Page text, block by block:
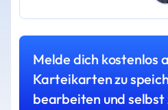
Melde dich kostenlos
Karteikarten zu
bearbeiten und selbst